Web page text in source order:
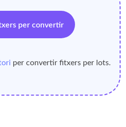
per convertir
per convertir fitxers per lots.